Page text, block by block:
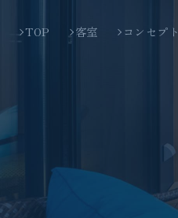
TOP 客室 コンセプト